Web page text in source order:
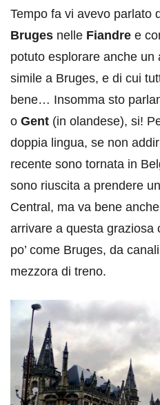
Tempo fa vi avevo parlato
Bruges nelle Fiandre e
potuto esplorare anche un
simile a Bruges, e di cui
bene… Insomma sto
o Gent (in olandese), si!
doppia lingua, se non
recente sono tornata in
sono riuscita a prendere
Central, ma va bene
arrivare a questa graziosa
po’ come Bruges, da
mezzora di treno.